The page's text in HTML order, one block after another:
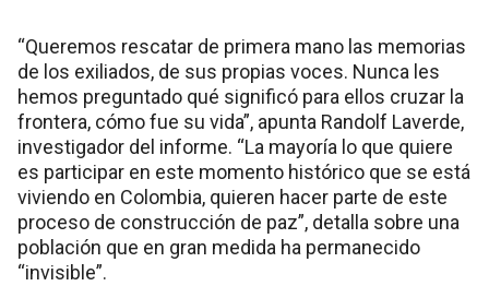
“Queremos rescatar de primera mano las memorias
de los exiliados, de sus propias voces. Nunca les
hemos preguntado qué significó para ellos cruzar la
frontera, cómo fue su vida”, apunta Randolf Laverde,
investigador del informe. “La mayoría lo que quiere
es participar en este momento histórico que se está
viviendo en Colombia, quieren hacer parte de este
proceso de construcción de paz”, detalla sobre una
población que en gran medida ha permanecido
“invisible”.